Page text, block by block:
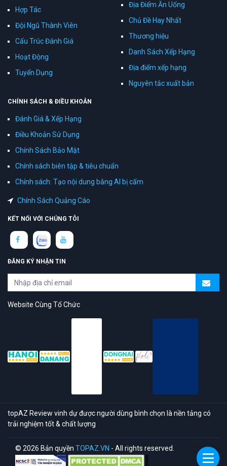
Hợp Tác
Đội Ngũ Thành Viên
Cấu Trúc Đánh Giá
Hoạt Động
Tuyển Dụng
Địa Điểm Ăn Uống
Chủ Đề Hay Nhất
Thương hiệu
Danh Sách Xếp Hạng
Địa điểm xếp hạng
Nguyên tắc xuất bản
CHÍNH SÁCH & ĐIỀU KHOẢN
Đánh Giá & Xếp Hạng
Điều Khoản Sử Dụng
Chính Sách Bảo Mật
Chính sách biên tập & tiêu chuẩn
Chính sách: Tạo nội dung bằng AI bị cấm
Chính Sách Quảng Cáo
KẾT NỐI VỚI CHÚNG TÔI
ĐĂNG KÝ NHẬN TIN
Website Cùng Tổ Chức
topAZ Review vinh dự được người dùng bình chọn là nền tảng có
trải nghiệm tốt & chất lượng